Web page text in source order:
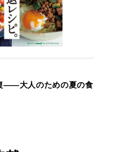
——大人のための夏の食